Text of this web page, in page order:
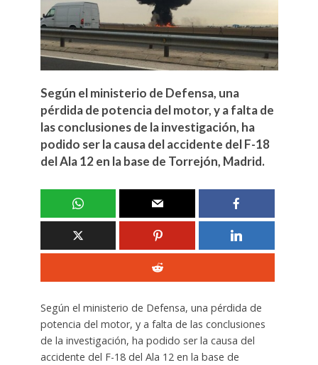
Según el ministerio de Defensa, una
pérdida de potencia del motor, y a falta de
las conclusiones de la investigación, ha
podido ser la causa del accidente del F-18
del Ala 12 en la base de Torrejón, Madrid.
Según el ministerio de Defensa, una pérdida de
potencia del motor, y a falta de las conclusiones
de la investigación, ha podido ser la causa del
accidente del F-18 del Ala 12 en la base de